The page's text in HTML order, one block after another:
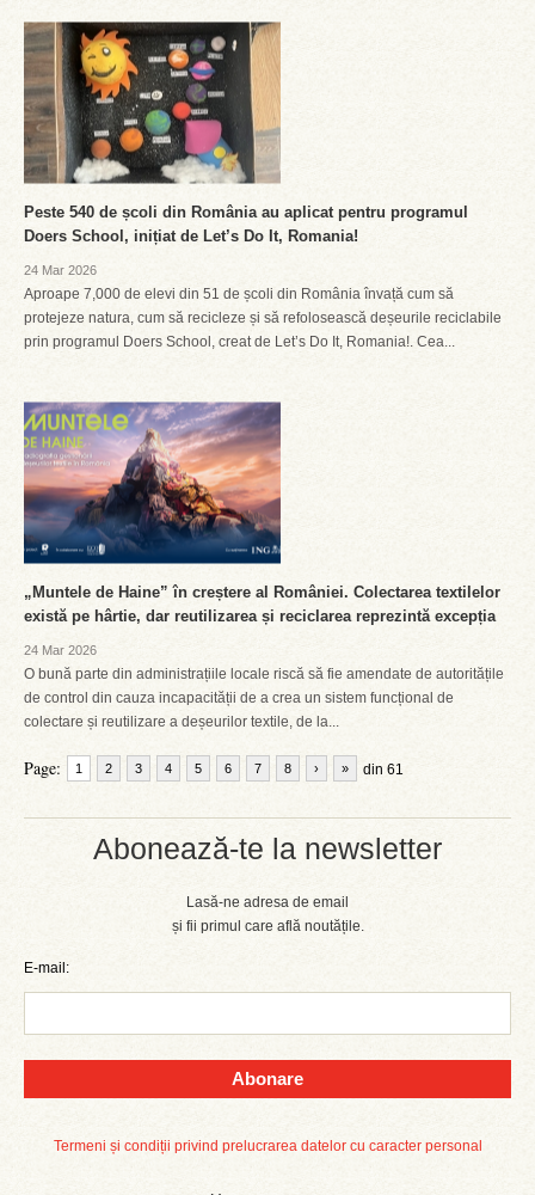
Abonează-te la newsletter
Lasă-ne adresa de email
și fii primul care află noutățile.
E-mail:
Abonare
Termeni și condiții privind prelucrarea datelor cu caracter personal
Peste 540 de școli din România au aplicat pentru programul
Doers School, inițiat de Let’s Do It, Romania!
24 Mar 2026
Aproape 7,000 de elevi din 51 de școli din România învață cum să
protejeze natura, cum să recicleze și să refolosească deșeurile reciclabile
prin programul Doers School, creat de Let’s Do It, Romania!. Cea...
„Muntele de Haine” în creștere al României. Colectarea textilelor
există pe hârtie, dar reutilizarea și reciclarea reprezintă excepția
24 Mar 2026
O bună parte din administrațiile locale riscă să fie amendate de autoritățile
de control din cauza incapacității de a crea un sistem funcțional de
colectare și reutilizare a deșeurilor textile, de la...
Page: 1 2 3 4 5 6 7 8 din 61
› »